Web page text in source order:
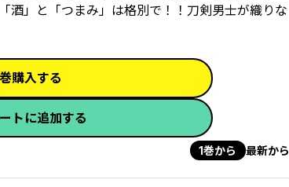
酒」と「つまみ」は格別で！！刀剣男士が織りな
購入する
トに追加する
1巻から 最新から